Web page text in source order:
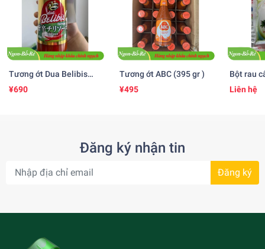
Tương ớt Dua Belibis
(535 ml)
¥690
Tương ớt ABC (395 gr )
¥495
Bột rau
25gr )
Liên hệ
Đăng ký nhận tin
Đăng ký